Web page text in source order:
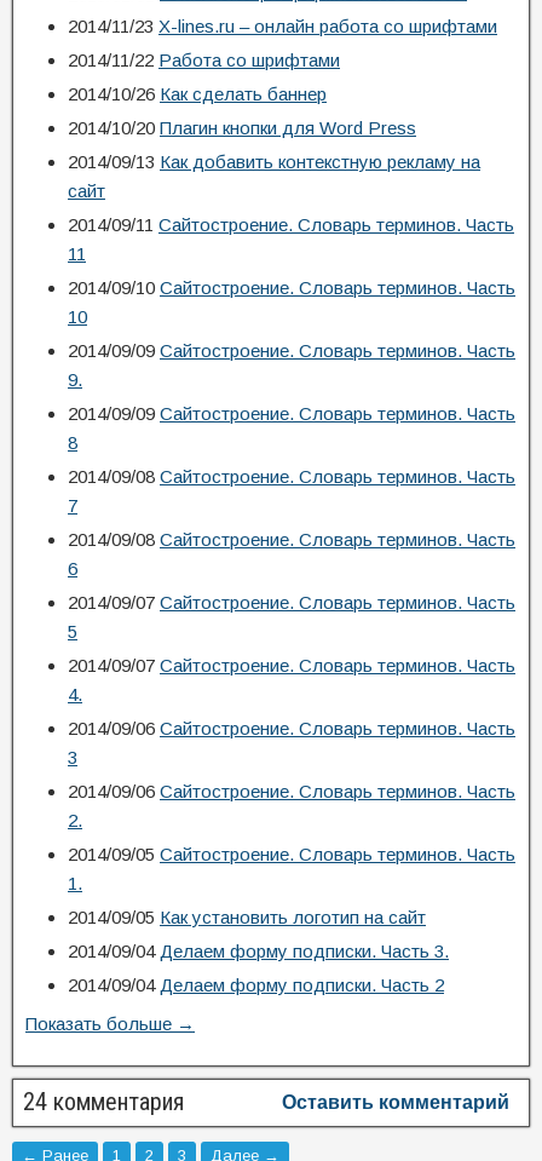
2014/11/23 X-lines.ru – онлайн работа со шрифтами
2014/11/22 Работа со шрифтами
2014/10/26 Как сделать баннер
2014/10/20 Плагин кнопки для Word Press
2014/09/13 Как добавить контекстную рекламу на
сайт
2014/09/11 Сайтостроение. Словарь терминов. Часть
11
2014/09/10 Сайтостроение. Словарь терминов. Часть
10
2014/09/09 Сайтостроение. Словарь терминов. Часть
9.
2014/09/09 Сайтостроение. Словарь терминов. Часть
8
2014/09/08 Сайтостроение. Словарь терминов. Часть
7
2014/09/08 Сайтостроение. Словарь терминов. Часть
6
2014/09/07 Сайтостроение. Словарь терминов. Часть
5
2014/09/07 Сайтостроение. Словарь терминов. Часть
4.
2014/09/06 Сайтостроение. Словарь терминов. Часть
3
2014/09/06 Сайтостроение. Словарь терминов. Часть
2.
2014/09/05 Сайтостроение. Словарь терминов. Часть
1.
2014/09/05 Как установить логотип на сайт
2014/09/04 Делаем форму подписки. Часть 3.
2014/09/04 Делаем форму подписки. Часть 2
Показать больше →
24 комментария Оставить комментарий
← Ранее 1 2 3 Далее →